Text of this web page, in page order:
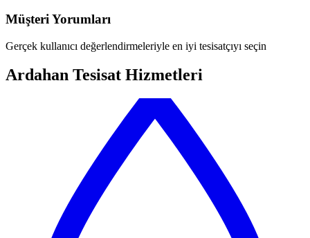
Müşteri Yorumları
Gerçek kullanıcı değerlendirmeleriyle en iyi tesisatçıyı seçin
Ardahan Tesisat Hizmetleri